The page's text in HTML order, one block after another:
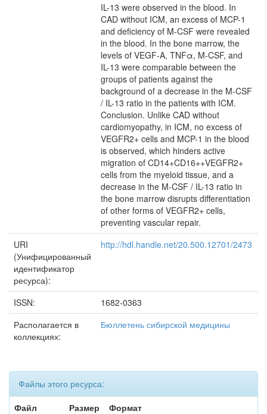
IL-13 were observed in the blood. In
CAD without ICM, an excess of MCP-1
and deficiency of M-CSF were revealed
in the blood. In the bone marrow, the
levels of VEGF-A, TNFα, M-CSF, and
IL-13 were comparable between the
groups of patients against the
background of a decrease in the M-CSF
/ IL-13 ratio in the patients with ICM.
Conclusion. Unlike CAD without
cardiomyopathy, in ICM, no excess of
VEGFR2+ cells and MCP-1 in the blood
is observed, which hinders active
migration of CD14+CD16++VEGFR2+
cells from the myeloid tissue, and a
decrease in the M-CSF / IL-13 ratio in
the bone marrow disrupts differentiation
of other forms of VEGFR2+ cells,
preventing vascular repair.
URI
(Унифицированный
идентификатор
ресурса):
http://hdl.handle.net/20.500.12701/2473
ISSN:
1682-0363
Располагается в
коллекциях:
Бюллетень сибирской медицины
Файлы этого ресурса:
Файл
Размер
Формат